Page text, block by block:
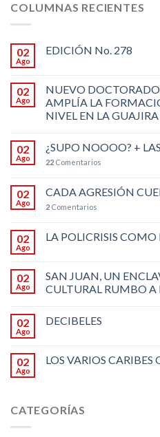
COLUMNAS RECIENTES
02
Ago
EDICIÓN No. 278
02
Ago
NUEVO DOCTORADO
AMPLÍA LA
NIVEL EN LA GUAJIRA
02
Ago
¿SUPO NOOOO? +
22 Comentarios
02
Ago
CADA AGRESIÓN
2 Comentarios
02
Ago
LA POLICRISIS
02
Ago
SAN JUAN, UN
CULTURAL RUMBO A
02
Ago
DECIBELES
02
Ago
LOS VARIOS CARIBES
CATEGORÍAS